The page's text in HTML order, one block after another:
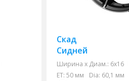
Скад
Сидней
Ширина х Диам.: 6x16
ET: 50 мм Dia: 60,1 мм